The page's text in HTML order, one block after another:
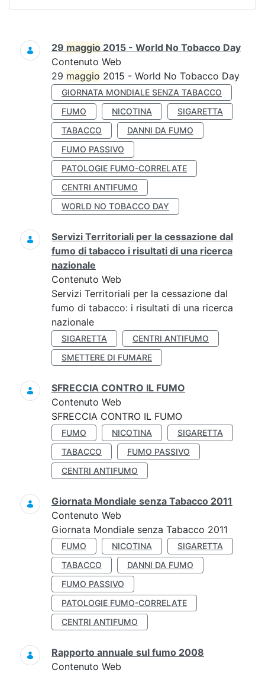
Ricerca
29 maggio 2015 - World No Tobacco Day
Contenuto Web
29 maggio 2015 - World No Tobacco Day
GIORNATA MONDIALE SENZA TABACCO
FUMO
NICOTINA
SIGARETTA
TABACCO
DANNI DA FUMO
FUMO PASSIVO
PATOLOGIE FUMO-CORRELATE
CENTRI ANTIFUMO
WORLD NO TOBACCO DAY
Servizi Territoriali per la cessazione dal
fumo di tabacco i risultati di una ricerca
nazionale
Contenuto Web
Servizi Territoriali per la cessazione dal
fumo di tabacco: i risultati di una ricerca
nazionale
SIGARETTA
CENTRI ANTIFUMO
SMETTERE DI FUMARE
SFRECCIA CONTRO IL FUMO
Contenuto Web
SFRECCIA CONTRO IL FUMO
FUMO NICOTINA
SIGARETTA
TABACCO
FUMO PASSIVO
CENTRI ANTIFUMO
Giornata Mondiale senza Tabacco 2011
Contenuto Web
Giornata Mondiale senza Tabacco 2011
FUMO NICOTINA
SIGARETTA
TABACCO
DANNI DA FUMO
FUMO PASSIVO
PATOLOGIE FUMO-CORRELATE
CENTRI ANTIFUMO
Rapporto annuale sul fumo 2008
Contenuto Web